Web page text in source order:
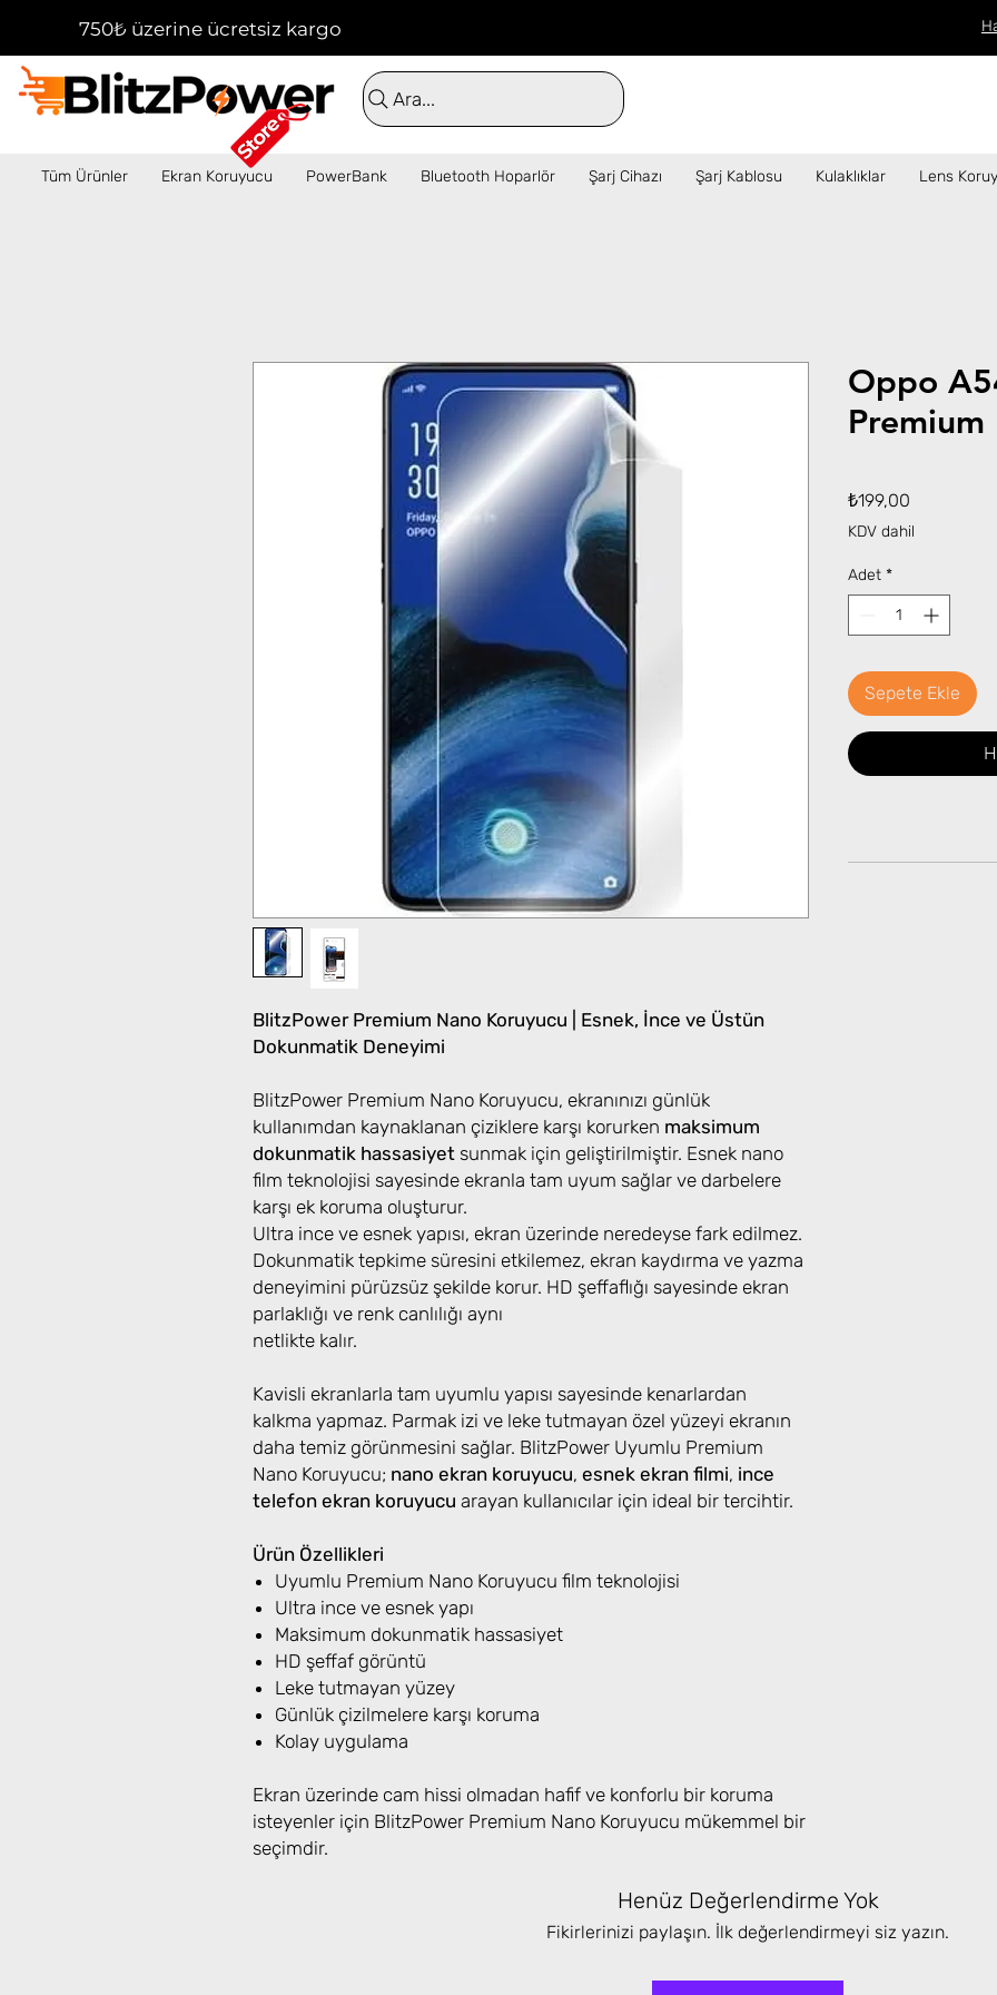
750₺ üzerine ücretsiz kargo!  ✦  16:00'a kadar verilen siparişler aynı gün kargo!  ✦
Ara...
Tüm Ürünler Ekran Koruyucu PowerBank Bluetooth Hoparlör Şarj Cihazı Şarj Kablosu Kulaklıklar Lens
BlitzPower Premium Nano Koruyucu | Esnek, İnce ve Üstün
Dokunmatik Deneyimi
BlitzPower Premium Nano Koruyucu, ekranınızı günlük
kullanımdan kaynaklanan çiziklere karşı korurken maksimum
dokunmatik hassasiyet sunmak için geliştirilmiştir. Esnek nano
film teknolojisi sayesinde ekranla tam uyum sağlar ve darbelere
karşı ek koruma oluşturur.
Ultra ince ve esnek yapısı, ekran üzerinde neredeyse fark edilmez.
Dokunmatik tepkime süresini etkilemez, ekran kaydırma ve yazma
deneyimini pürüzsüz şekilde korur. HD şeffaflığı sayesinde ekran
parlaklığı ve renk canlılığı aynı
netlikte kalır.
Kavisli ekranlarla tam uyumlu yapısı sayesinde kenarlardan
kalkma yapmaz. Parmak izi ve leke tutmayan özel yüzeyi ekranın
daha temiz görünmesini sağlar. BlitzPower Uyumlu Premium
Nano Koruyucu; nano ekran koruyucu, esnek ekran filmi, ince
telefon ekran koruyucu arayan kullanıcılar için ideal bir tercihtir.
Ürün Özellikleri
Uyumlu Premium Nano Koruyucu film teknolojisi
Ultra ince ve esnek yapı
Maksimum dokunmatik hassasiyet
HD şeffaf görüntü
Leke tutmayan yüzey
Günlük çizilmelere karşı koruma
Kolay uygulama
Ekran üzerinde cam hissi olmadan hafif ve konforlu bir koruma
isteyenler için BlitzPower Premium Nano Koruyucu mükemmel bir
seçimdir.
Oppo
₺199,00
KDV dahil
Adet *
Sepete Ekle
Henüz Değerlendirme Yok
Fikirlerinizi paylaşın. İlk değerlendirmeyi siz yazın.